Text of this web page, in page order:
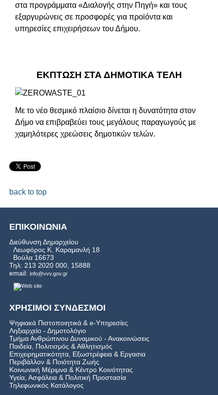
στα προγράμματα «Διαλογής στην Πηγή» και τους
εξαργυρώνεις σε προσφορές για προϊόντα και
υπηρεσίες επιχειρήσεων του Δήμου.
ΕΚΠΤΩΣΗ ΣΤΑ ΔΗΜΟΤΙΚΑ ΤΕΛΗ
Με το νέο θεσμικό πλαίσιο δίνεται η δυνατότητα στον
Δήμο να επιβραβεύει τους μεγάλους παραγωγούς με
χαμηλότερες χρεώσεις δημοτικών τελών.
back to top
ΕΠΙΚΟΙΝΩΝΙΑ
Διεύθυνση Δημαρχείου
Λεωφόρος Κ. Καραμανλή 18
Βούλα 16673
Τηλ: 213 2020 000, 15888
email: info@vvv.gov.gr
ΧΡΗΣΙΜΟΙ ΣΥΝΔΕΣΜΟΙ
Ψηφιακά Πιστοποιητικά & e-Υπηρεσίες
Ληξιαρχείο - Δημοτολόγιο
Τμήμα Ανθρώπινου Δυναμικού - Ανακοινώσεις
Παιδεία, Πολιτισμός & Αθλητισμός
Επιχειρηματικότητα, Εξωστρέφεια & Εργασια
Περιβάλλον & Ποιότητα Ζωής
Kοινωνική Μέριμνα & Κέντρο Κοινότητας
Υγεία, Ασφάλεια & Πολιτική Προστασία
Τηλεφωνικός Κατάλογος